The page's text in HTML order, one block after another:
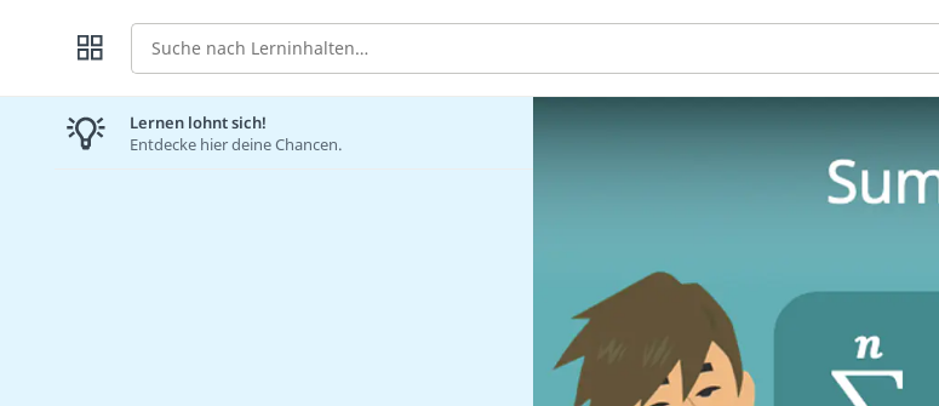
Suche
Lernen lohnt sich!
Entdecke hier deine Chancen.